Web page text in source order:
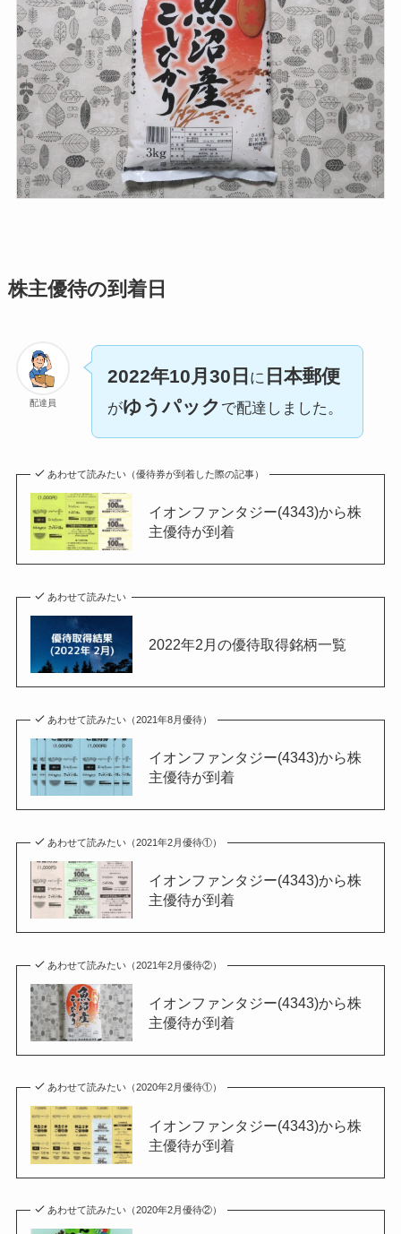
株主優待の到着日
配達員
2022年10月30日 に 日本郵便
がゆうパック で配達しました。
あわせて読みたい（優待券が到着した際の記事）
イオンファンタジー(4343)から株
主優待が到着
あわせて読みたい
2022年2月の優待取得銘柄一覧
あわせて読みたい（2021年8月優待）
イオンファンタジー(4343)から株
主優待が到着
あわせて読みたい（2021年2月優待①）
イオンファンタジー(4343)から株
主優待が到着
あわせて読みたい（2021年2月優待②）
イオンファンタジー(4343)から株
主優待が到着
あわせて読みたい（2020年2月優待①）
イオンファンタジー(4343)から株
主優待が到着
あわせて読みたい（2020年2月優待②）